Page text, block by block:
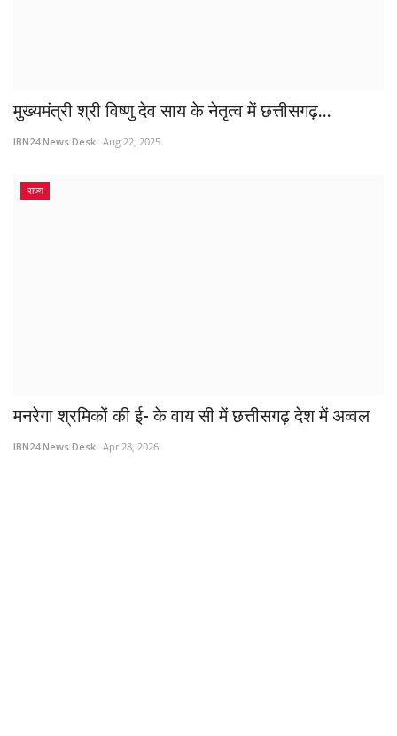
मुख्यमंत्री श्री विष्णु देव साय के नेतृत्व में छत्तीसगढ़...
IBN24 News Desk Aug 22, 2025
राज्य
मनरेगा श्रमिकों की ई- के वाय सी में छत्तीसगढ़ देश में अव्वल
IBN24 News Desk Apr 28, 2026